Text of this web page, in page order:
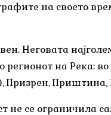
на своето
Неговата
регионот на Река:
Призрен,
не се ограничила